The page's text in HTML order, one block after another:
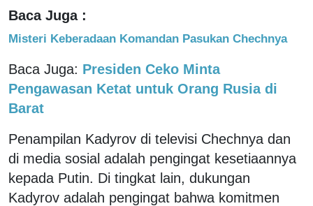
Baca Juga :
Misteri Keberadaan Komandan Pasukan Chechnya
Baca Juga: Presiden Ceko Minta
Pengawasan Ketat untuk Orang Rusia di
Barat
Penampilan Kadyrov di televisi Chechnya dan
di media sosial adalah pengingat kesetiaannya
kepada Putin. Di tingkat lain, dukungan
Kadyrov adalah pengingat bahwa komitmen